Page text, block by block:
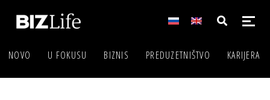
NOVO U FOKUSU BIZNIS PREDUZETNIŠTVO KARIJERA